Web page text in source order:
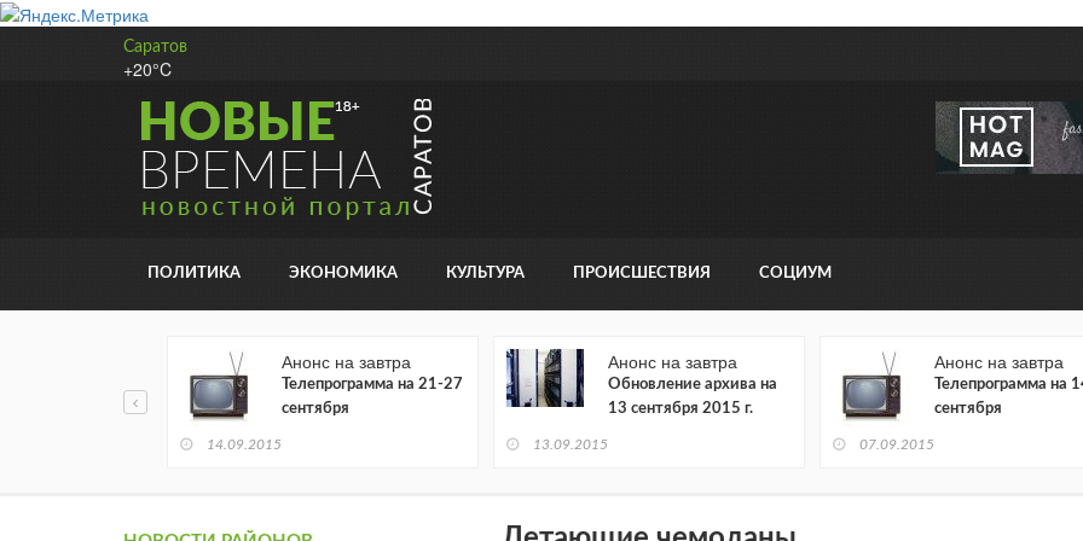
Саратов
+20°C
ПОЛИТИКА ЭКОНОМИКА КУЛЬТУРА ПРОИСШЕСТВИЯ СОЦИУМ
читается в
Анонс на завтра
Телепрограмма на 21-27
сентября
14.09.2015
Анонс на завтра
Обновление архива на
13 сентября 2015 г.
13.09.2015
Анонс на завтра
Телепрограмма на
сентября
07.09.2015